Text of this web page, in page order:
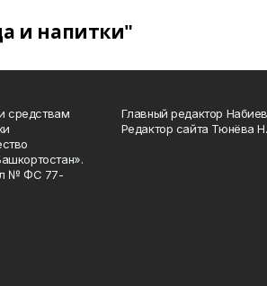
и напитки"
средствам
№ ФС 77-
Главный редактор
Редактор сайта Тюнёва